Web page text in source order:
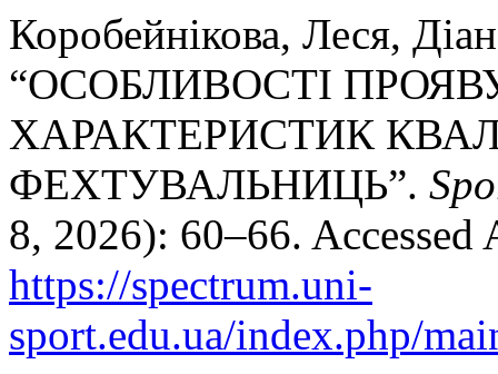
Коробейнікова, Леся,
“ОСОБЛИВОСТІ
ХАРАКТЕРИСТИК
ФЕХТУВАЛЬНИЦЬ”.
8, 2026): 60–66. Accessed
https://spectrum.uni-
sport.edu.ua/index.php/